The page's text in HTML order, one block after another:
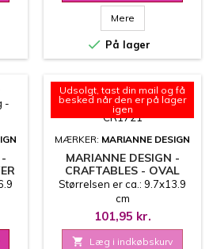
Mere
 På lager
Udsolgt, tast din mail og få
besked når den er på lager
igen
MÆRKER: MARIANNE DESIGN
MARIANNE DESIGN -
CRAFTABLES - OVAL
RECTANGLE - CR1721
Størrelsen er ca.: 9.7x13.9
cm
101,95 kr.
 Læg i indkøbskurv